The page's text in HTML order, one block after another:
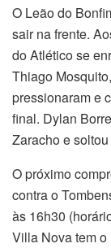
O Leão do
sair na frente.
do Atlético se
Thiago
pressionaram e
final. Dylan
Zaracho e
O próximo
contra o
às 16h30
Villa Nova tem